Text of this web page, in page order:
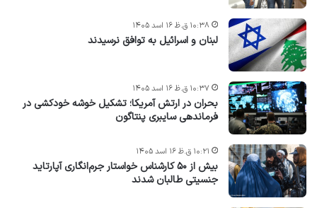
لبنان و اسرائیل به توافق نرسیدند
۱۰:۳۸ ق.ظ ۱۶ اسد ۱۴۰۵
بحران در ارتش آمریکا؛ تشکیل خوشه خودکشی در
فرماندهی سایبری پنتاگون
۱۰:۳۷ ق.ظ ۱۶ اسد ۱۴۰۵
بیش از ۵۰ کارشناس خواستار جرم‌انگاری آپارتاید
جنسیتی طالبان شدند
۱۰:۲۱ ق.ظ ۱۶ اسد ۱۴۰۵